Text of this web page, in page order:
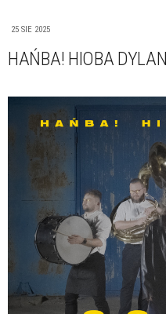
25 SIE 2025
HAŃBA! HIOBA